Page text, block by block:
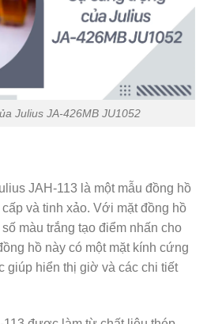
Julius JA-426MB JU1052
JAH-113 là một mẫu đồng hồ
và tinh xảo. Với mặt đồng hồ
màu trắng tạo điểm nhấn cho
hồ này có một mặt kính cứng
giúp hiển thị giờ và các chi tiết